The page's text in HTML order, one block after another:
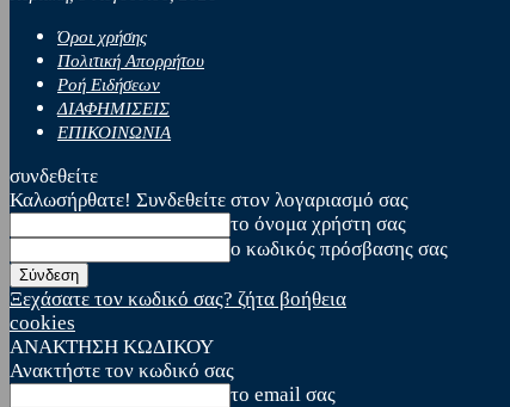
Όροι χρήσης
Πολιτική Απορρήτου
Ροή Ειδήσεων
ΔΙΑΦΗΜΙΣΕΙΣ
ΕΠΙΚΟΙΝΩΝΙΑ
συνδεθείτε
Καλωσήρθατε! Συνδεθείτε στον λογαριασμό σας
το όνομα χρήστη σας
ο κωδικός πρόσβασης σας
Ξεχάσατε τον κωδικό σας? ζήτα βοήθεια
cookies
ΑΝΑΚΤΗΣΗ ΚΩΔΙΚΟΥ
Ανακτήστε τον κωδικό σας
το email σας